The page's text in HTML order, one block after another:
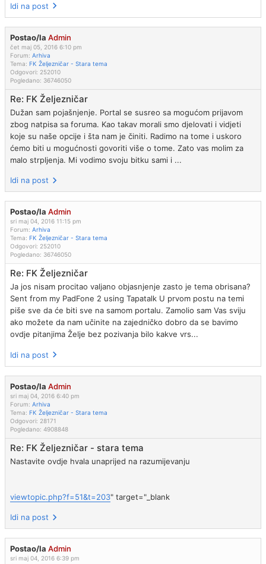
Idi na post
Postao/la Admin
čet maj 05, 2016 6:10 pm
Forum: Arhiva
Tema: FK Željezničar - Stara tema
Odgovori: 252010
Pogledano: 36746050
Re: FK Željezničar
Dužan sam pojašnjenje. Portal se susreo sa mogućom prijavom
zbog natpisa sa foruma. Kao takav morali smo djelovati i vidjeti
koje su naše opcije i šta nam je činiti. Radimo na tome i uskoro
ćemo biti u mogućnosti govoriti više o tome. Zato vas molim za
malo strpljenja. Mi vodimo svoju bitku sami i ...
Idi na post
Postao/la Admin
sri maj 04, 2016 11:15 pm
Forum: Arhiva
Tema: FK Željezničar - Stara tema
Odgovori: 252010
Pogledano: 36746050
Re: FK Željezničar
Ja jos nisam procitao valjano objasnjenje zasto je tema obrisana?
Sent from my PadFone 2 using Tapatalk U prvom postu na temi
piše sve da će biti sve na samom portalu. Zamolio sam Vas sviju
ako možete da nam učinite na zajedničko dobro da se bavimo
ovdje pitanjima Želje bez pozivanja bilo kakve vrs...
Idi na post
Postao/la Admin
sri maj 04, 2016 6:40 pm
Forum: Arhiva
Tema: FK Željezničar - Stara tema
Odgovori: 28171
Pogledano: 4908848
Re: FK Željezničar - stara tema
Nastavite ovdje hvala unaprijed na razumijevanju
viewtopic.php?f=51&t=203" target="_blank
Idi na post
Postao/la Admin
sri maj 04, 2016 6:39 pm